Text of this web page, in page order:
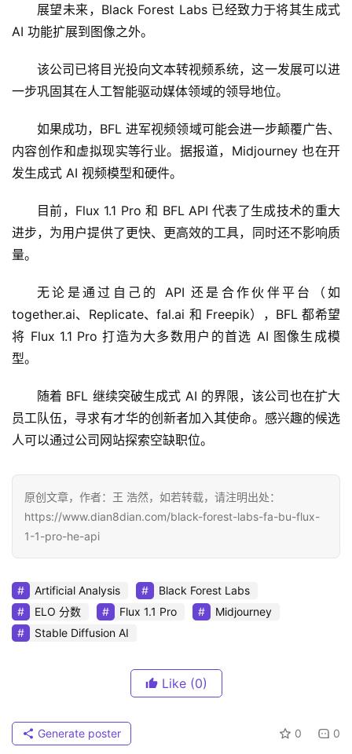
展望未来，Black Forest Labs 已经致力于将其生成式
AI 功能扩展到图像之外。
该公司已将目光投向文本转视频系统，这一发展可以进
一步巩固其在人工智能驱动媒体领域的领导地位。
如果成功，BFL 进军视频领域可能会进一步颠覆广告、
内容创作和虚拟现实等行业。据报道，Midjourney 也在开
发生成式 AI 视频模型和硬件。
目前，Flux 1.1 Pro 和 BFL API 代表了生成技术的重大
进步，为用户提供了更快、更高效的工具，同时还不影响质
量。
无论是通过自己的 API 还是合作伙伴平台（如
together.ai、Replicate、fal.ai 和 Freepik），BFL 都希望
将 Flux 1.1 Pro 打造为大多数用户的首选 AI 图像生成模
型。
随着 BFL 继续突破生成式 AI 的界限，该公司也在扩大
员工队伍，寻求有才华的创新者加入其使命。感兴趣的候选
人可以通过公司网站探索空缺职位。
原创文章，作者：王 浩然，如若转载，请注明出处：
https://www.dian8dian.com/black-forest-labs-fa-bu-flux-
1-1-pro-he-api
Artificial Analysis
Black Forest Labs
ELO 分数
Flux 1.1 Pro
Midjourney
Stable Diffusion AI
Like (0)
0 0
Generate poster